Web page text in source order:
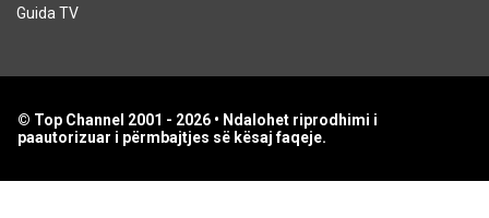
Guida TV
© Top Channel 2001 - 2026 • Ndalohet riprodhimi i
paautorizuar i përmbajtjes së kësaj faqeje.